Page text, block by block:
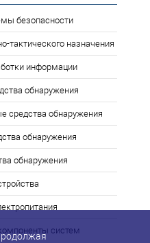
безопасности
тактического назначения
информации
обнаружения
средства обнаружения
обнаружения
обнаружения
систем